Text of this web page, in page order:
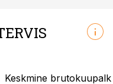
Keskmine brutokuupalk